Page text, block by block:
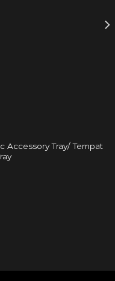
Accessory Tray/ Tempat